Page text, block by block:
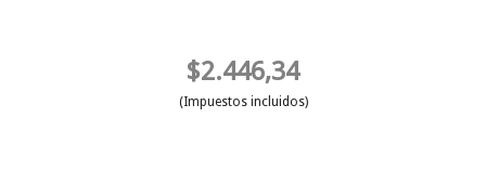
$2.446,34
(Impuestos incluidos)